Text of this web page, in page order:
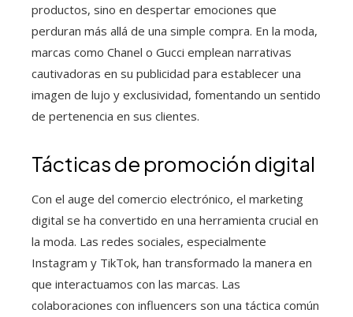
productos, sino en despertar emociones que
perduran más allá de una simple compra. En la moda,
marcas como Chanel o Gucci emplean narrativas
cautivadoras en su publicidad para establecer una
imagen de lujo y exclusividad, fomentando un sentido
de pertenencia en sus clientes.
Tácticas de promoción digital
Con el auge del comercio electrónico, el marketing
digital se ha convertido en una herramienta crucial en
la moda. Las redes sociales, especialmente
Instagram y TikTok, han transformado la manera en
que interactuamos con las marcas. Las
colaboraciones con influencers son una táctica común